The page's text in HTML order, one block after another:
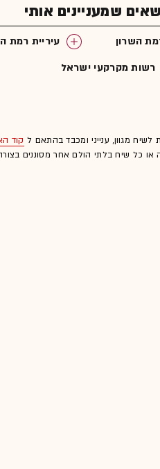
שמעניינים אותי
השרון
עיריית רמת
רשות מקרקעי ישראל
מגוון, ענייני ומכבד בהתאם ל קוד
או כל שיח בלתי הולם אחר מסוננים